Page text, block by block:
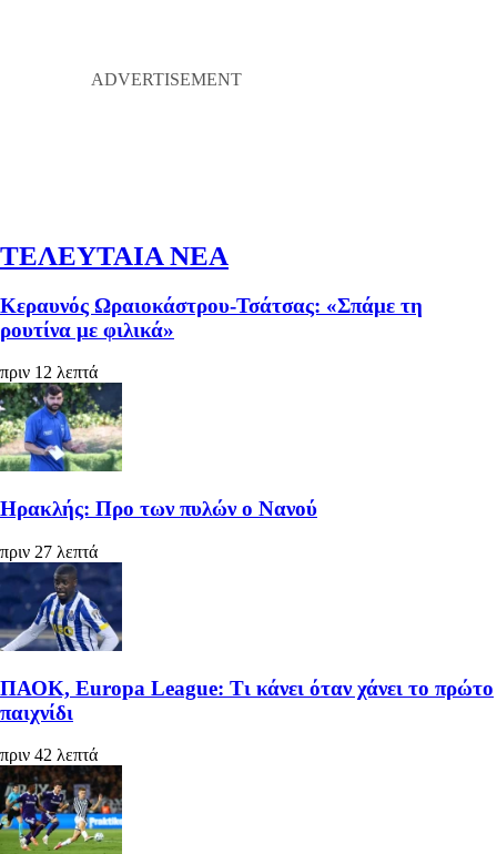
ΤΕΛΕΥΤΑΙΑ ΝΕΑ
Κεραυνός Ωραιοκάστρου-Τσάτσας: «Σπάμε τη
ρουτίνα με φιλικά»
πριν 12 λεπτά
Ηρακλής: Προ των πυλών ο Νανού
πριν 27 λεπτά
ΠΑΟΚ, Europa League: Τι κάνει όταν χάνει το πρώτο
παιχνίδι
πριν 42 λεπτά